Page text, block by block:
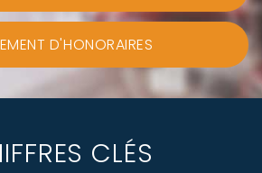
D'HONORAIRES
CLÉS